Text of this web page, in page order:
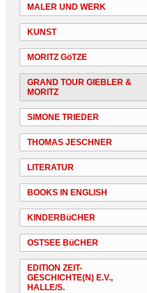
MALER UND WERK
KUNST
MORITZ GöTZE
GRAND TOUR GIEBLER &
MORITZ
SIMONE TRIEDER
THOMAS JESCHNER
LITERATUR
BOOKS IN ENGLISH
KINDERBüCHER
OSTSEE BüCHER
EDITION ZEIT-
GESCHICHTE(N) E.V.,
HALLE/S.